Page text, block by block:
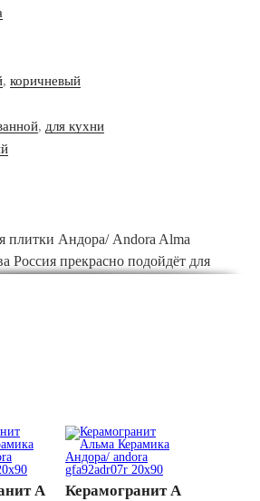
, коричневый
, для кухни
плитки Андора/ Andora Alma
Россия прекрасно подойдёт для
коллекции имеют размеры
А
Керамогранит А